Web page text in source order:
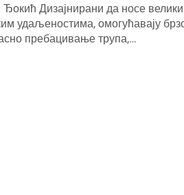
Ђокић Дизајнирани да носе
удаљеностима, омогућавају
пребацивање трупа,…